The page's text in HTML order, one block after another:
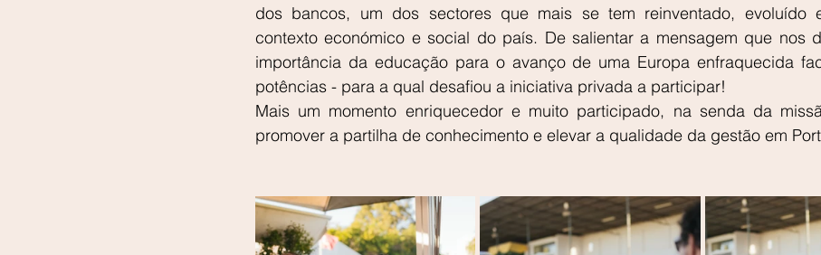
dos bancos, um dos sectores que mais se tem reinventado, evoluído
contexto económico e social do país. De salientar a mensagem que nos
importância da educação para o avanço de uma Europa enfraquecida
potências - para a qual desafiou a iniciativa privada a participar!
Mais um momento enriquecedor e muito participado, na senda da
promover a partilha de conhecimento e elevar a qualidade da gestão em